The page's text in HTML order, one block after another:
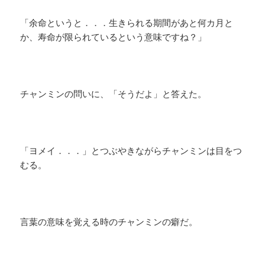
「余命というと．．．生きられる期間があと何カ月と
か、寿命が限られているという意味ですね？」
チャンミンの問いに、「そうだよ」と答えた。
「ヨメイ．．．」とつぶやきながらチャンミンは目をつ
むる。
言葉の意味を覚える時のチャンミンの癖だ。